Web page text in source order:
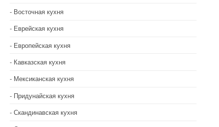
Восточная кухня
Еврейская кухня
Европейская кухня
Кавказская кухня
Мексиканская кухня
Придунайская кухня
Скандинавская кухня